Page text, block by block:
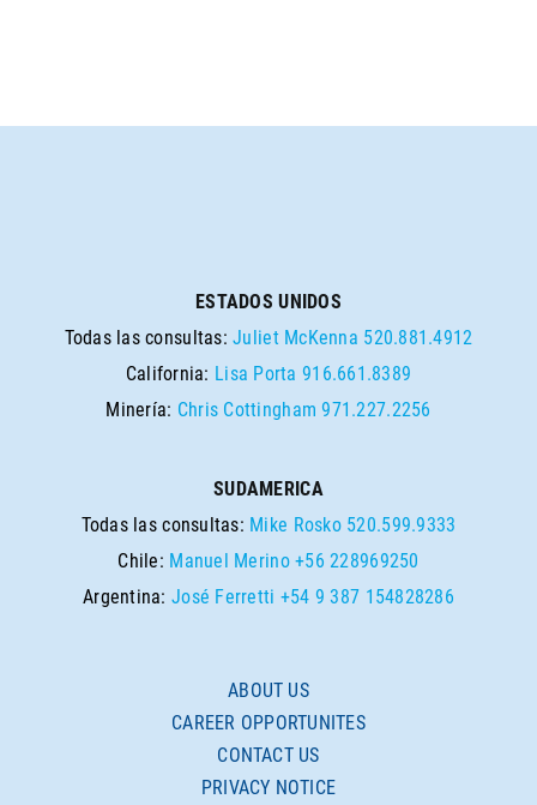
ESTADOS UNIDOS
Todas las consultas:Juliet McKenna 520.881.4912
California: Lisa Porta 916.661.8389
Minería: Chris Cottingham 971.227.2256
SUDAMERICA
Todas las consultas: Mike Rosko 520.599.9333
Chile: Manuel Merino +56 228969250
Argentina:José Ferretti +54 9 387 154828286
ABOUT US
CAREER OPPORTUNITES
CONTACT US
PRIVACY NOTICE